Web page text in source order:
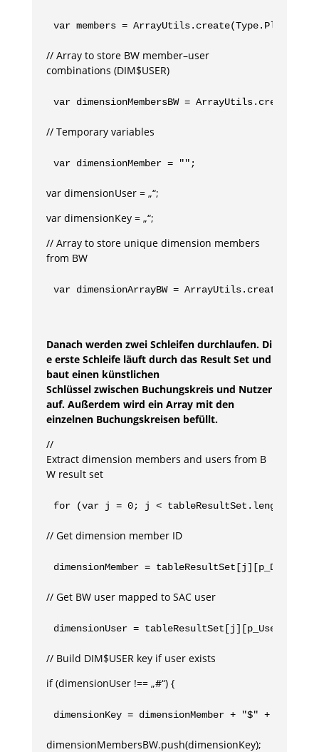
var members =
// Array to store BW member–user
combinations (DIM$USER)
var dimensionMembersBW =
// Temporary variables
var dimensionMember = "";
var dimensionUser = „“;
var dimensionKey = „“;
// Array to store unique dimension members
from BW
var dimensionArrayBW =
Danach werden zwei Schleifen durchlaufen. Di
e erste Schleife läuft durch das Result Set und
baut einen künstlichen
Schlüssel zwischen Buchungskreis und Nutzer
auf. Außerdem wird ein Array mit den
einzelnen Buchungskreisen befüllt.
//
Extract dimension members and users from B
W result set
for (var j = 0; j < tableResultSet.length;
// Get dimension member ID
dimensionMember =
// Get BW user mapped to SAC user
dimensionUser =
// Build DIM$USER key if user exists
if (dimensionUser !== „#“) {
dimensionKey = dimensionMember + "$" +
dimensionMembersBW.push(dimensionKey);